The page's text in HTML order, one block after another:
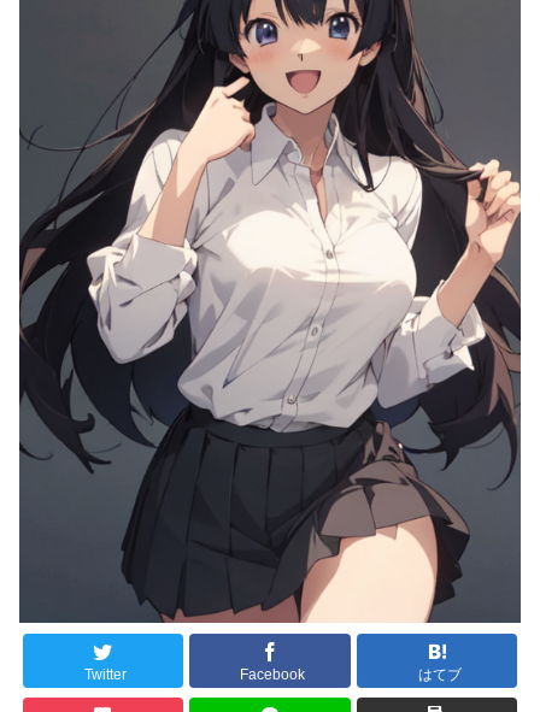
Twitter Facebook はてブ